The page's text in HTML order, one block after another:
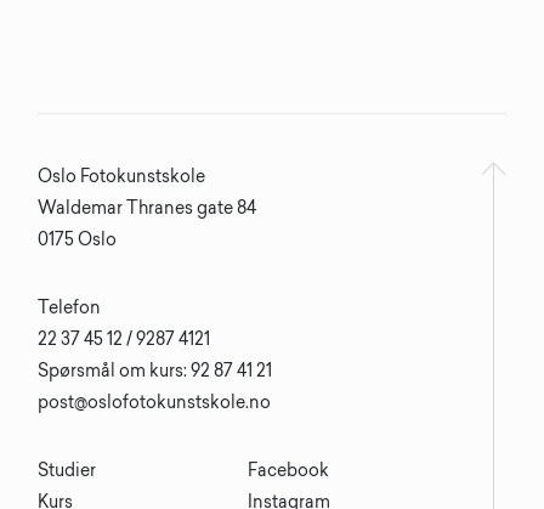
Oslo Fotokunstskole
Waldemar Thranes gate 84
0175 Oslo
Studier
Kurs
Telefon
22 37 45 12 / 9287 4121
Spørsmål om kurs: 92 87 41 21
post@oslofotokunstskole.no
Facebook
Instagram